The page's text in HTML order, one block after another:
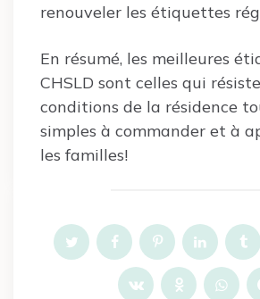
renouveler les étiquettes
En résumé, les meilleures
CHSLD sont celles qui
conditions de la résidence
simples à commander et à
les familles!